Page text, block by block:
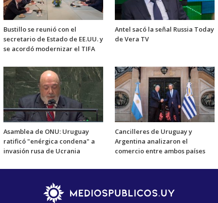
Bustillo se reunió con el
secretario de Estado de EE.UU. y
se acordó modernizar el TIFA
Antel sacó la señal Russia Today
de Vera TV
Asamblea de ONU: Uruguay
ratificó "enérgica condena" a
invasión rusa de Ucrania
Cancilleres de Uruguay y
Argentina analizaron el
comercio entre ambos países